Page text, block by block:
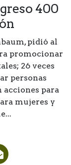
400
pidió al
promocionar
26 veces
personas
acciones para
mujeres y